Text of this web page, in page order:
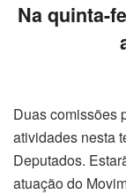
Na quinta-
Duas comissões
atividades nesta
Deputados.
atuação do